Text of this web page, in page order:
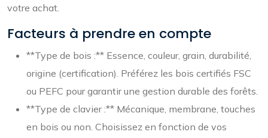
votre achat.
Facteurs à prendre en compte
**Type de bois :** Essence, couleur, grain, durabilité,
origine (certification). Préférez les bois certifiés FSC
ou PEFC pour garantir une gestion durable des forêts.
**Type de clavier :** Mécanique, membrane, touches
en bois ou non. Choisissez en fonction de vos